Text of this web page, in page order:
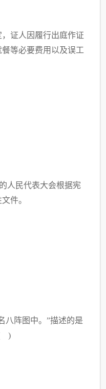
证人因履行出庭作证
等必要费用以及误工
人民代表大会根据宪
件。
八阵图中。”描述的是
)